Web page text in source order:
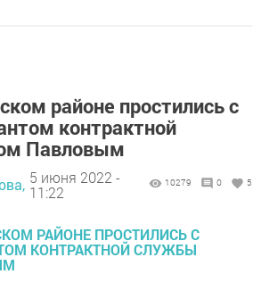
районе простились с
контрактной
Павловым
5 июня 2022 -
11:22
10279 0 5